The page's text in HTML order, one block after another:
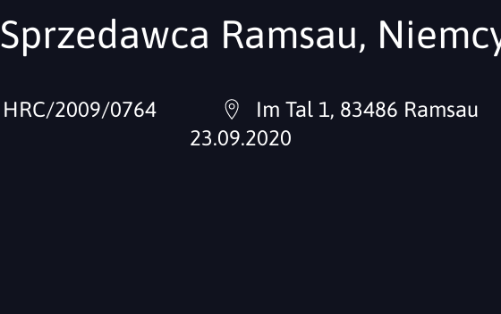
Sprzedawca Ramsau,
HRC/2009/0764
Im Tal 1, 83486 Ramsau
23.09.2020